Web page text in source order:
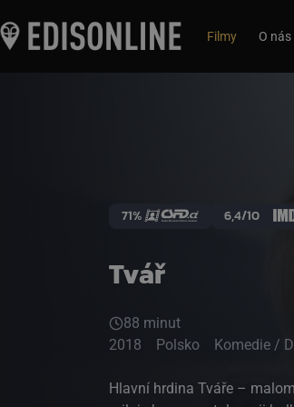
Filmy O nás
Tvář
71% 6,4/10
88 minut
2018
Polsko Komedie /
Hlavní hrdina Tváře –